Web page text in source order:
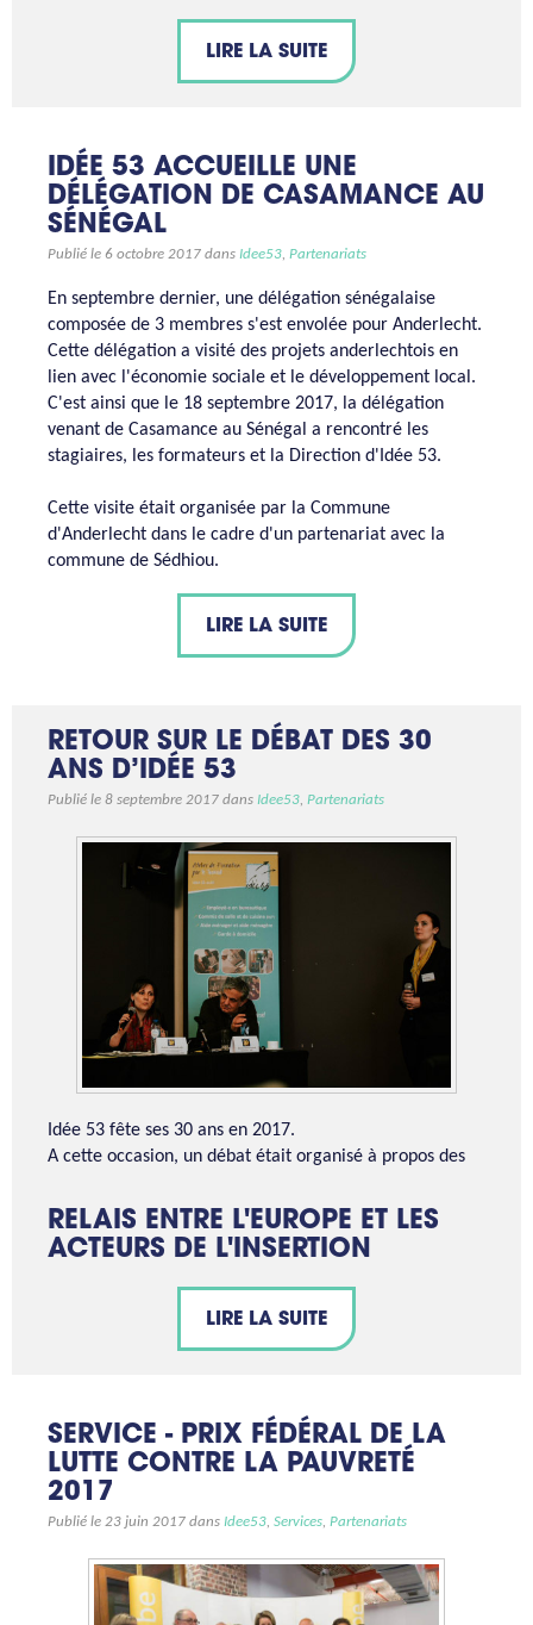
LIRE LA SUITE
IDÉE 53 ACCUEILLE UNE
DÉLÉGATION DE CASAMANCE AU
SÉNÉGAL
Publié le 6 octobre 2017 dans Idee53, Partenariats
En septembre dernier, une délégation sénégalaise
composée de 3 membres s'est envolée pour Anderlecht.
Cette délégation a visité des projets anderlechtois en
lien avec l'économie sociale et le développement local.
C'est ainsi que le 18 septembre 2017, la délégation
venant de Casamance au Sénégal a rencontré les
stagiaires, les formateurs et la Direction d'Idée 53.
Cette visite était organisée par la Commune
d'Anderlecht dans le cadre d'un partenariat avec la
commune de Sédhiou.
LIRE LA SUITE
RETOUR SUR LE DÉBAT DES 30
ANS D’IDÉE 53
Publié le 8 septembre 2017 dans Idee53, Partenariats
Idée 53 fête ses 30 ans en 2017.
A cette occasion, un débat était organisé à propos des
RELAIS ENTRE L'EUROPE ET LES
ACTEURS DE L'INSERTION
LIRE LA SUITE
SERVICE - PRIX FÉDÉRAL DE LA
LUTTE CONTRE LA PAUVRETÉ
2017
Publié le 23 juin 2017 dans Idee53, Services, Partenariats